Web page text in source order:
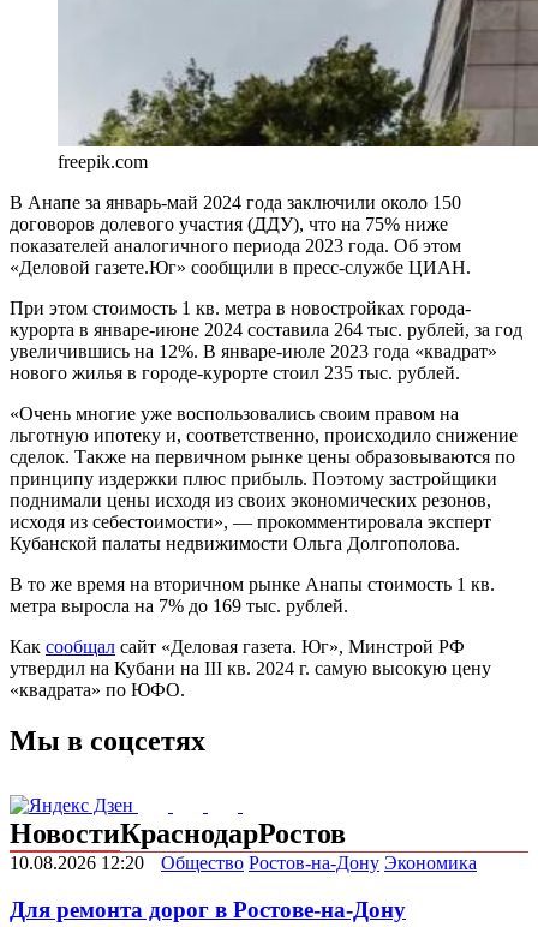
freepik.com
В Анапе за январь-май 2024 года заключили около 150
договоров долевого участия (ДДУ), что на 75% ниже
показателей аналогичного периода 2023 года. Об этом
«Деловой газете.Юг» сообщили в пресс-службе ЦИАН.
При этом стоимость 1 кв. метра в новостройках города-
курорта в январе-июне 2024 составила 264 тыс. рублей, за год
увеличившись на 12%. В январе-июле 2023 года «квадрат»
нового жилья в городе-курорте стоил 235 тыс. рублей.
«Очень многие уже воспользовались своим правом на
льготную ипотеку и, соответственно, происходило снижение
сделок. Также на первичном рынке цены образовываются по
принципу издержки плюс прибыль. Поэтому застройщики
поднимали цены исходя из своих экономических резонов,
исходя из себестоимости», — прокомментировала эксперт
Кубанской палаты недвижимости Ольга Долгополова.
В то же время на вторичном рынке Анапы стоимость 1 кв.
метра выросла на 7% до 169 тыс. рублей.
Как сообщал сайт «Деловая газета. Юг», Минстрой РФ
утвердил на Кубани на III кв. 2024 г. самую высокую цену
«квадрата» по ЮФО.
Мы в соцсетях
НовостиКраснодарРостов
10.08.2026 12:20 Общество Ростов-на-Дону Экономика
Для ремонта дорог в Ростове-на-Дону